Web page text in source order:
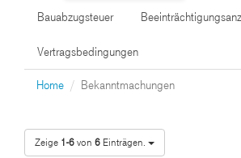
Bauabzugsteuer
Vertragsbedingungen
Home Bekanntmachungen
Zeige 1-6von 6 Einträgen.